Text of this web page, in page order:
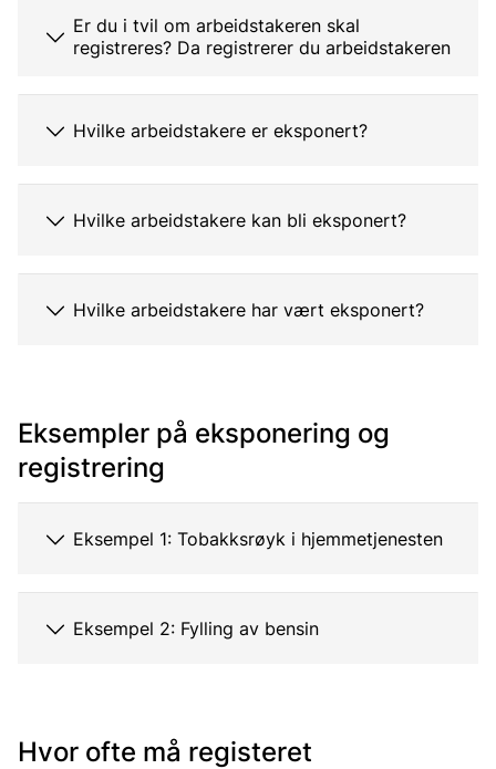
Er du i tvil om arbeidstakeren skal
registreres? Da registrerer du arbeidstakeren
Hvilke arbeidstakere er eksponert?
Hvilke arbeidstakere kan bli eksponert?
Hvilke arbeidstakere har vært eksponert?
Eksempler på eksponering og
registrering
Eksempel 1: Tobakksrøyk i hjemmetjenesten
Eksempel 2: Fylling av bensin
Hvor ofte må registeret